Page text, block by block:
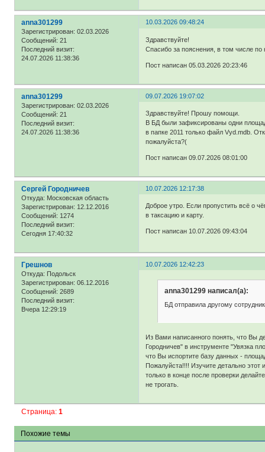
10.03.2026 09:48:24
anna301299
Зарегистрирован: 02.03.2026
Сообщений: 21
Последний визит:
24.07.2026 11:38:36
Здравствуйте!
Спасибо за пояснения, в том числе по
Пост написан 05.03.2026 20:23:46
09.07.2026 19:07:02
anna301299
Зарегистрирован: 02.03.2026
Сообщений: 21
Последний визит:
24.07.2026 11:38:36
Здравствуйте! Прошу помощи.
В БД были зафиксированы одни
в папке 2011 только файл Vyd.mdb.
пожалуйста?(
Пост написан 09.07.2026 08:01:00
10.07.2026 12:17:38
Сергей Городничев
Откуда: Московская область
Зарегистрирован: 12.12.2016
Сообщений: 1274
Последний визит:
Сегодня 17:40:32
Доброе утро. Если пропустить всё о
в таксацию и карту.
Пост написан 10.07.2026 09:43:04
10.07.2026 12:42:23
Грешнов
Откуда: Подольск
Зарегистрирован: 06.12.2016
Сообщений: 2689
Последний визит:
Вчера 12:29:19
anna301299 написал(а):
БД отправила другому
Из Вами написанного понять, что Вы
Городничев" в инструменте "Увязка
что Вы испортите базу данных -
Пожалуйста!!!! Изучите детально
только в конце после проверки
не трогать.
Страница:1
Похожие темы